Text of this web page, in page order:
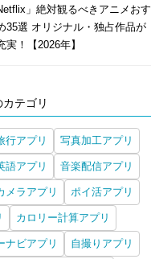
」絶対観るべきアニメおす
35選 オリジナル・独占作品が
実！【2026年】
テゴリ
行アプリ 写真加工アプリ
語アプリ 音楽配信アプリ
メラアプリ ポイ活アプリ
カロリー計算アプリ
ナビアプリ 自撮りアプリ